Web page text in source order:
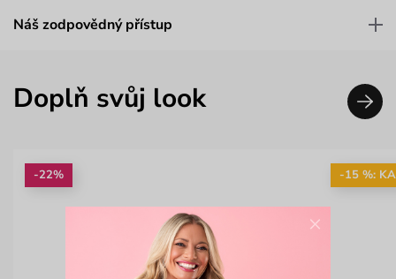
Náš zodpovědný přístup
Doplň svůj look
-22% -15 %:
×